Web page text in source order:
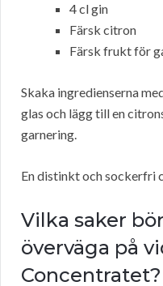
4 cl gin
Färsk citron
Färsk frukt för
Skaka ingredienserna
glas och lägg till en
garnering.
En distinkt och sockerfri
Vilka saker
överväga på
Concentratet?